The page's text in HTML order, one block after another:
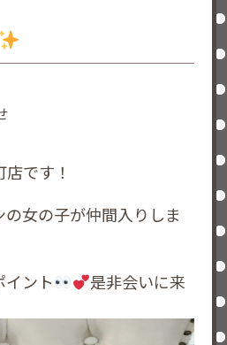
です！
女の子が仲間入りしま
ント
是非会いに来